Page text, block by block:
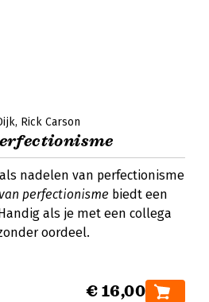
Rick Carson
nadelen van perfectionisme
perfectionisme biedt een
als je met een collega
oordeel.
€ 16,00